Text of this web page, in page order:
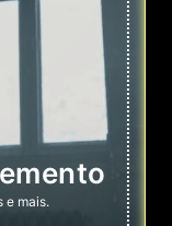
e mais.